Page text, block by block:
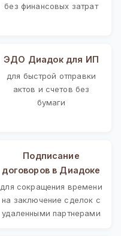
без финансовых затрат
ЭДО Диадок для ИП
для быстрой отправки
актов и счетов без
бумаги
Подписание
договоров в Диадоке
для сокращения времени
на заключение сделок с
удаленными партнерами